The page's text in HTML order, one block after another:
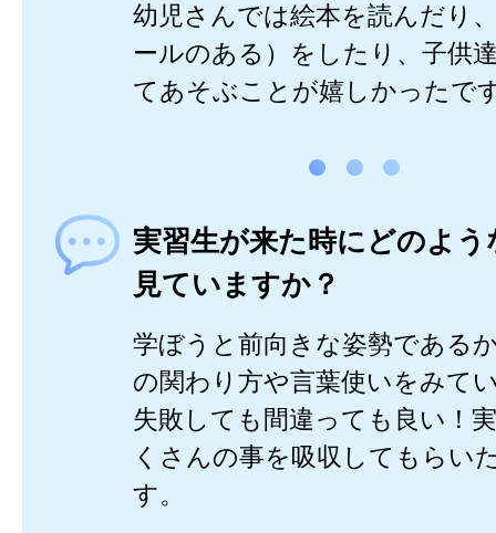
幼児さんでは絵本を読んだり
ールのある）をしたり、子供
てあそぶことが嬉しかったで
実習生が来た時にどのよ
見ていますか？
学ぼうと前向きな姿勢である
の関わり方や言葉使いをみて
失敗しても間違っても良い！
くさんの事を吸収してもらい
す。